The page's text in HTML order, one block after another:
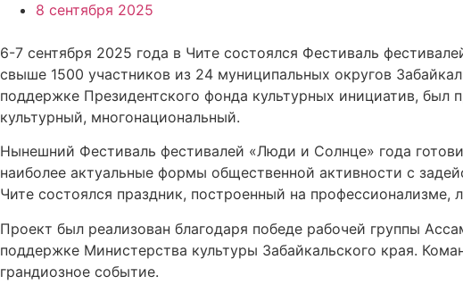
8 сентября 2025
6-7 сентября 2025 года в Чите состоялся Фестиваль
свыше 1500 участников из 24 муниципальных округов
поддержке Президентского фонда культурных инициатив,
культурный, многонациональный.
Нынешний Фестиваль фестивалей «Люди и Солнце» года
наиболее актуальные формы общественной активности с
Чите состоялся праздник, построенный на профессионализме,
Проект был реализован благодаря победе рабочей группы
поддержке Министерства культуры Забайкальского края.
грандиозное событие.